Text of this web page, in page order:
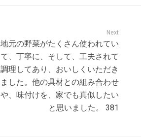
Next
地元の野菜がたくさん使われてい
て、丁寧に、そして、工夫されて
調理してあり、おいしくいただき
ました。他の具材との組み合わせ
や、味付けを、家でも真似したい
と思いました。 381